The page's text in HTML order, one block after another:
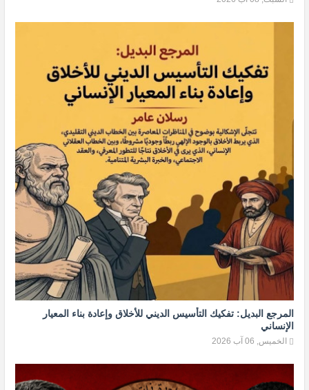
المرجع البديل: تفكيك التأسيس الديني للأخلاق وإعادة بناء المعيار
الإنساني
الخميس, 06 آب 2026